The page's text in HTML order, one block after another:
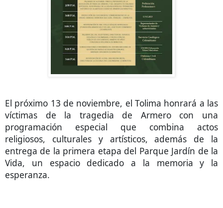
El próximo 13 de noviembre, el Tolima honrará a las
víctimas de la tragedia de Armero con una
programación especial que combina actos
religiosos, culturales y artísticos, además de la
entrega de la primera etapa del Parque Jardín de la
Vida, un espacio dedicado a la memoria y la
esperanza.